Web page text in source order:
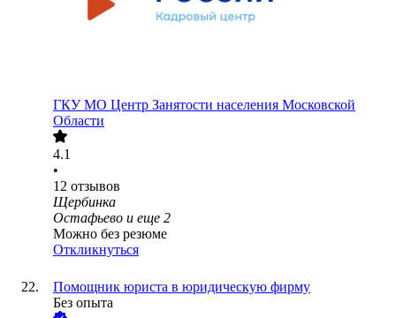
ГКУ МО Центр Занятости населения Московской
Области
4.1
•
12 отзывов
Щербинка
Остафьево и еще 2
Можно без резюме
Откликнуться
Помощник юриста в юридическую фирму
Без опыта